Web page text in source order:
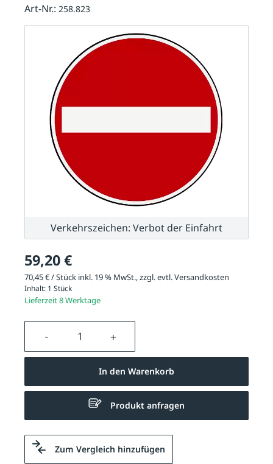
59,20 €
70,45 € / Stück inkl. 19 % MwSt., zzgl. evtl.Versandkosten
Inhalt: 1 Stück
Lieferzeit 8 Werktage
Produkt Anzahl: Gib den
In den Warenkorb
Produkt anfragen
Zum Vergleich hinzufügen
Art-Nr.: 258.823
Verkehrszeichen: Verbot der Einfahrt